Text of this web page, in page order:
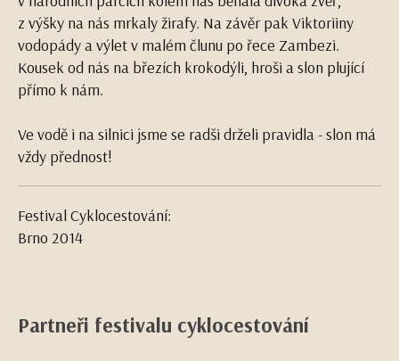
z výšky na nás mrkaly žirafy. Na závěr pak Viktoriiny
vodopády a výlet v malém člunu po řece Zambezi.
Kousek od nás na březích krokodýli, hroši a slon plující
přímo k nám.
Ve vodě i na silnici jsme se radši drželi pravidla - slon má
vždy přednost!
Festival Cyklocestování:
Brno 2014
Partneři festivalu cyklocestování